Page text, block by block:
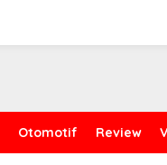
Otomotif Review